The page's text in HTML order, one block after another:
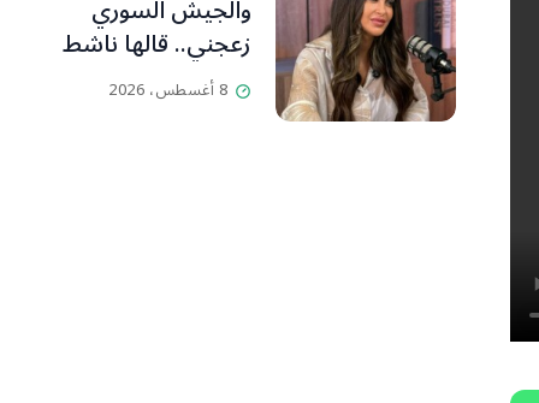
والجيش السوري
زعجني.. قالها ناشط
سياسي لسامنتا
8 أغسطس، 2026